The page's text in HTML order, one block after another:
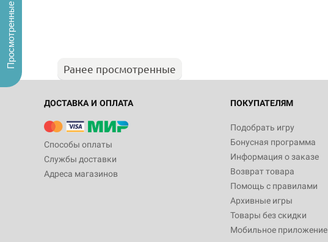
Ранее просмотренные
ДОСТАВКА И ОПЛАТА
Способы оплаты
Службы доставки
Адреса магазинов
ПОКУПАТЕЛЯМ
Подобрать игру
Бонусная программа
Информация о заказе
Возврат товара
Помощь с правилами
Архивные игры
Товары без скидки
Мобильное приложение
Просмотренные